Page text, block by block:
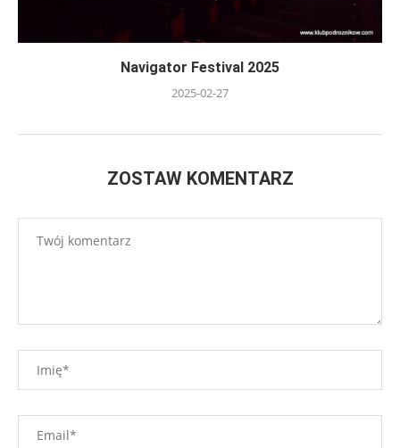
Navigator Festival 2025
2025-02-27
ZOSTAW KOMENTARZ